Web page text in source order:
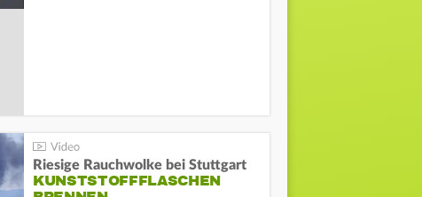
Riesige Rauchwolke bei Stuttgart
KUNSTSTOFFFLASCHEN